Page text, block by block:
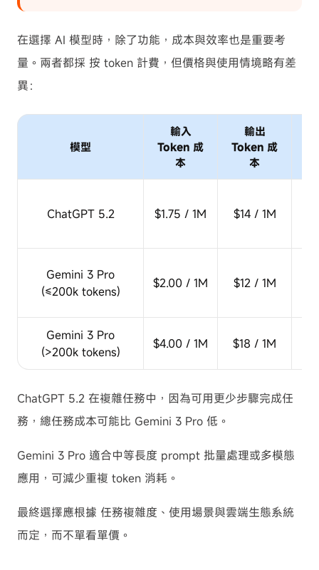
在選擇 AI 模型時，除了功能，成本與效率也是重要考
量。兩者都採 按 token 計費，但價格與使用情境略有差
異：
模型
輸入
Token 成
本
輸出
Token 成
本
ChatGPT 5.2 $1.75 / 1M $14 / 1M
Gemini 3 Pro
(≤200k tokens)
$2.00 / 1M $12 / 1M
Gemini 3 Pro
(>200k tokens)
$4.00 / 1M $18 / 1M
ChatGPT 5.2 在複雜任務中，因為可用更少步驟完成任
務，總任務成本可能比 Gemini 3 Pro 低。
Gemini 3 Pro 適合中等長度 prompt 批量處理或多模態
應用，可減少重複 token 消耗。
最終選擇應根據 任務複雜度、使用場景與雲端生態系統
而定，而不單看單價。